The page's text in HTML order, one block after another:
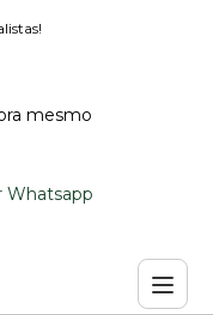
mesmo
Whatsapp